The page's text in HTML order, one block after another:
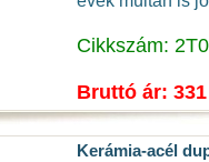
Cikkszám:
Bruttó ár:
Kerámia-acél